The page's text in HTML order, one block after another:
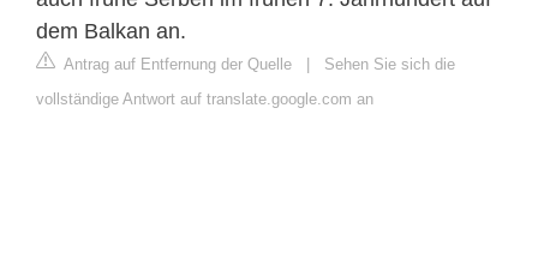
dem Balkan an.
Antrag auf Entfernung der Quelle | Sehen Sie sich die
vollständige Antwort auf translate.google.com an